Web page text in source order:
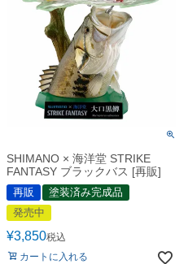
SHIMANO × 海洋堂 STRIKE
FANTASY ブラックバス [再販]
再販
塗装済み完成品
発売中
¥3,850税込
カートに入れる